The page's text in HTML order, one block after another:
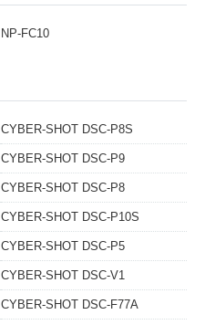
NP-FC10
CYBER-SHOT DSC-P8S
CYBER-SHOT DSC-P9
CYBER-SHOT DSC-P8
CYBER-SHOT DSC-P10S
CYBER-SHOT DSC-P5
CYBER-SHOT DSC-V1
CYBER-SHOT DSC-F77A